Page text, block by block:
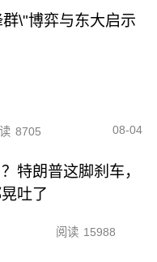
\"博弈与东大启示
8705 08-04
特朗普这脚刹车，
吐了
阅读 15988